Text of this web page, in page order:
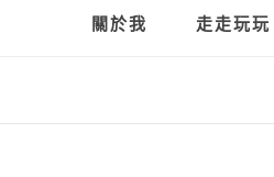
關於我 走走玩玩